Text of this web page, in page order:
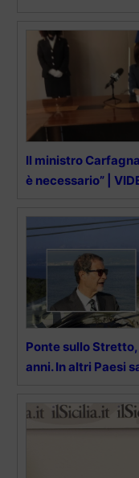
Il ministro
è necessario” |
Ponte sullo Stretto,
anni. In altri Paesi